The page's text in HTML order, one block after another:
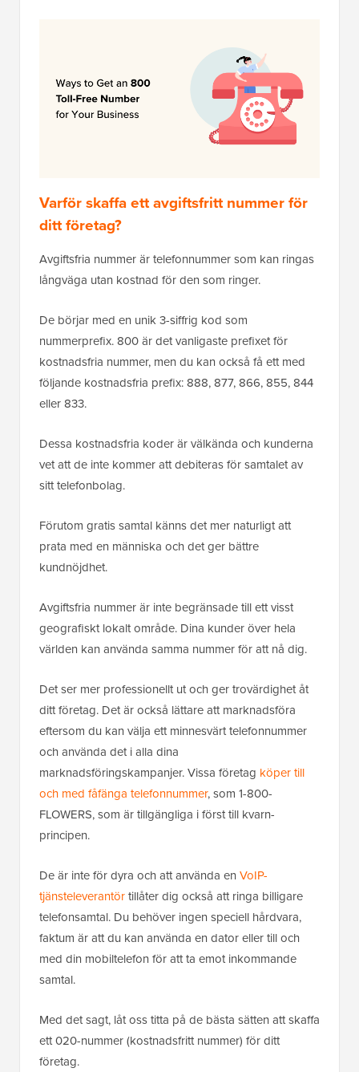
Varför skaffa ett avgiftsfritt nummer för
ditt företag?
Avgiftsfria nummer är telefonnummer som kan ringas
långväga utan kostnad för den som ringer.
De börjar med en unik 3-siffrig kod som
nummerprefix. 800 är det vanligaste prefixet för
kostnadsfria nummer, men du kan också få ett med
följande kostnadsfria prefix: 888, 877, 866, 855, 844
eller 833.
Dessa kostnadsfria koder är välkända och kunderna
vet att de inte kommer att debiteras för samtalet av
sitt telefonbolag.
Förutom gratis samtal känns det mer naturligt att
prata med en människa och det ger bättre
kundnöjdhet.
Avgiftsfria nummer är inte begränsade till ett visst
geografiskt lokalt område. Dina kunder över hela
världen kan använda samma nummer för att nå dig.
Det ser mer professionellt ut och ger trovärdighet åt
ditt företag. Det är också lättare att marknadsföra
eftersom du kan välja ett minnesvärt telefonnummer
och använda det i alla dina
marknadsföringskampanjer. Vissa företag köper till
och med fåfänga telefonnummer, som 1-800-
FLOWERS, som är tillgängliga i först till kvarn-
principen.
De är inte för dyra och att använda en VoIP-
tjänsteleverantörtillåter dig också att ringa billigare
telefonsamtal. Du behöver ingen speciell hårdvara,
faktum är att du kan använda en dator eller till och
med din mobiltelefon för att ta emot inkommande
samtal.
Med det sagt, låt oss titta på de bästa sätten att skaffa
ett 020-nummer (kostnadsfritt nummer) för ditt
företag.